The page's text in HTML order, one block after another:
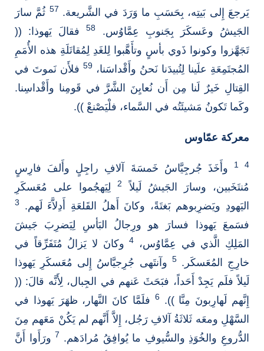
يَرجعَ إِلى بَيتِه، بِحَسَبِ ما وَرَدَ في الشَّريعة. 57 ثُمَّ سارَ
الجَيشُ وعَسكَرَ بِجَنوبِ عِمَّاوُس.
58فقالَ يَهوذا: ((
تَجَهَّزوا وكونوا ذَوي بأسٍ وتأَهَّبوا لِلغَدِ لِمُقاتَلَةِ هذه الأُمَمِ
المُجتَمِعَةِ علَينا لِتُبيدَنا نَحنُ وأَقْداسَنا، 59 فلأَن نَموتَ في
القِتالِ خَيرٌ لَنا مِن أَن نُعايِنَ الشَّرَّ في قَومِنا وأَقْداسِنا.
وكَما تَكونُ مَشيئَتُه في السَّماء، فلْيَصْنعْ )).
معركة عمّاوس
4
1
وأَخَذَ جُرجِيَّاسُ خَمسَةَ آلافِ راجِلٍ وأَلفَ فارِسٍ
مُنتَخَبين، وسارَ الجَيشُ لَيلاً
2لِيَهجُموا على مُعَسكَرِ
اليَهودِ ويَضرِبوهم بَغتَةً، وكانَ أَهلُ القَلعَةِ أَدِلاَّءَ لَهم.
3
فسَمعَ يَهوذا فسارَ هو ورِجالُ البَأسِ لِيَضرِبَ جَيشَ
المَلِكِ الَّذي في عِمَّاوُس،
4وكانَ لا يَزالُ مُتَفَرِّقاً في
خارِجِ المُعَسكَر.5 وآنتَهى جُرِجيَّاسُ إِلى مُعَسكَرِ يَهوذا
لَيلاً فلَم يَجِدْ أَحَداً، فبَحَثَ عَنهم في الجِبال، لِأَنَّه قالَ: ((
إِنَّهم لَهارِبونَ مِنَّا )).6 فلَمَّا كانَ النَّهار، ظهَرَ يَهوذا في
السَّهْلِ ومعَه ثَلاثَةُ آلافِ رَجُل، إِلاَّ أَنَّهم لم يَكُنْ مَعَهم مِنَ
الدُّروعِ والخُوَذِ والسُّيوفِ ما يُوافِقُ مُرادَهم. 7 ورَأَوا أَنَّ